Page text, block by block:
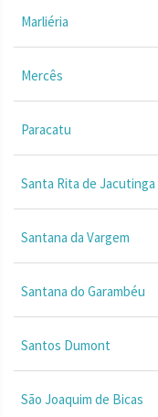
Marliéria
Mercês
Paracatu
Santa Rita de Jacutinga
Santana da Vargem
Santana do Garambéu
Santos Dumont
São Joaquim de Bicas